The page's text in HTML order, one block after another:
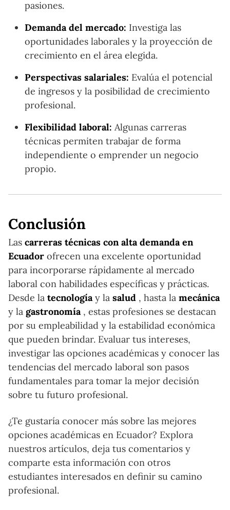
pasiones.
Demanda del mercado: Investiga las
oportunidades laborales y la proyección de
crecimiento en el área elegida.
Perspectivas salariales: Evalúa el potencial
de ingresos y la posibilidad de crecimiento
profesional.
Flexibilidad laboral: Algunas carreras
técnicas permiten trabajar de forma
independiente o emprender un negocio
propio.
Conclusión
Las carreras técnicas con alta demanda en
Ecuador ofrecen una excelente oportunidad
para incorporarse rápidamente al mercado
laboral con habilidades específicas y prácticas.
Desde la tecnologíay la salud , hasta la mecánica
y la gastronomía, estas profesiones se destacan
por su empleabilidad y la estabilidad económica
que pueden brindar. Evaluar tus intereses,
investigar las opciones académicas y conocer las
tendencias del mercado laboral son pasos
fundamentales para tomar la mejor decisión
sobre tu futuro profesional.
¿Te gustaría conocer más sobre las mejores
opciones académicas en Ecuador? Explora
nuestros artículos, deja tus comentarios y
comparte esta información con otros
estudiantes interesados ​​en definir su camino
profesional.